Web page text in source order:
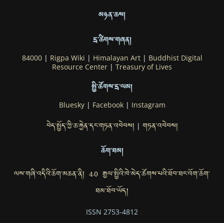
མཉན་ཆས།
དྲ་ཚིགས་གཞན།
84000| Rigpa Wiki | Himalayan Art| Buddhist Digital
Resource Center | Treasury of Lives
སྤྱི་ཚོགས་དྲ་ལམ།
Bluesky| Facebook| Instagram
བེད་སྤྱོད་ཀྱི་ཆ་རྐྱེན་དང་གཏན་འབེབས། | གཏན་འབེབས།
ཆོག་ཐམ།
ལས་གཞི་འདིའི་ཆོག་མཆན་ནི། 4.0 རྒྱལ་སྤྱིའི་ཁེ་མེད་ཚོགས་པའི་ཐོབ་ཐང་འོག་ཆོག་
ཐམ་ཐོབ་ཡོད།
ISSN 2753-4812